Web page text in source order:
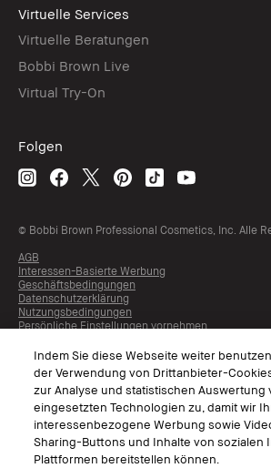
Virtuelle Services
Virtuelle Beratungen
Bobbi Brown Live
Virtual Try-On
Folgen
© Bobbi Brown Professional Cosmetics, Inc. Alle
AGB
Interessen-Basierte Werbung
Geschäftsbedingungen
Datenschutzerklärung
Nutzungsbedingungen
Persönliche Einstellungen vornehmen
Indem Sie diese Webseite weiter
der Verwendung von Drittanbieter-
zur Analyse und statistischen Auswertung
eingesetzten Technologien zu, damit wir
interessenbezogene Werbung sowie
Sharing-Buttons und Inhalte von sozialen
Plattformen bereitstellen können.